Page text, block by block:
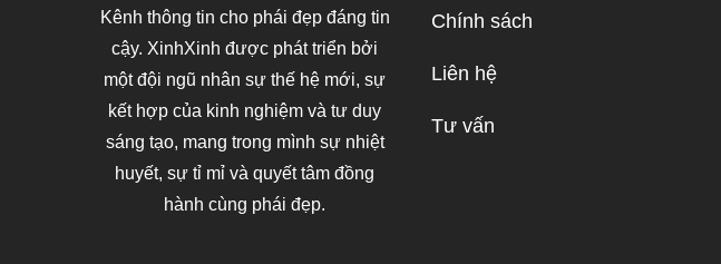
Kênh thông tin cho phái đẹp đáng tin
cậy. XinhXinh được phát triển bởi
một đội ngũ nhân sự thế hệ mới, sự
kết hợp của kinh nghiệm và tư duy
sáng tạo, mang trong mình sự nhiệt
huyết, sự tỉ mỉ và quyết tâm đồng
hành cùng phái đẹp.
Chính sách
Liên hệ
Tư vấn